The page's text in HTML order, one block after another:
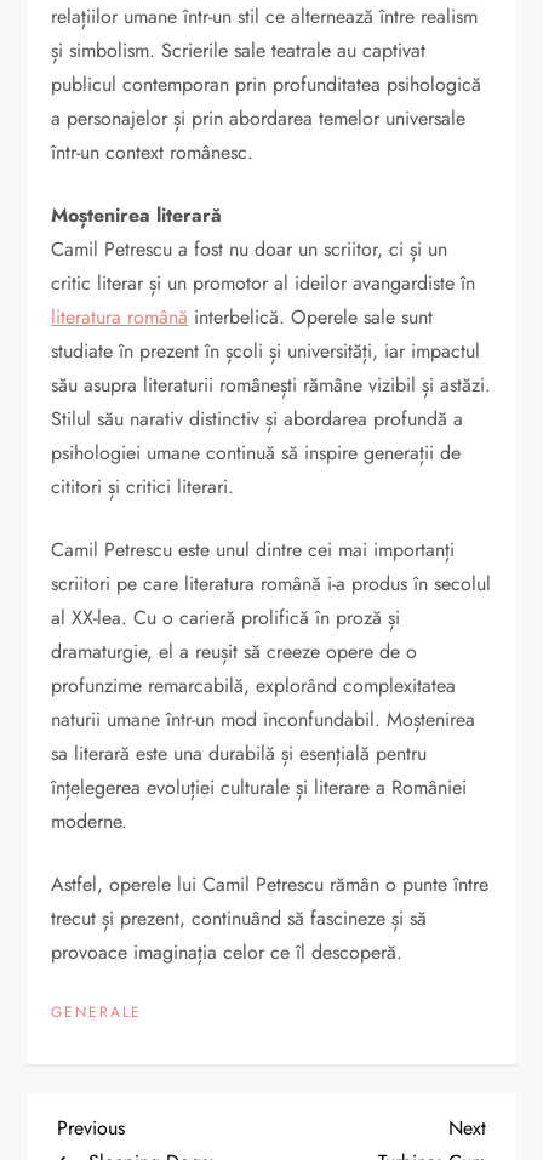
relațiilor umane într-un stil ce alternează între realism
și simbolism. Scrierile sale teatrale au captivat
publicul contemporan prin profunditatea psihologică
a personajelor și prin abordarea temelor universale
într-un context românesc.
Moștenirea literară
Camil Petrescu a fost nu doar un scriitor, ci și un
critic literar și un promotor al ideilor avangardiste în
literatura română interbelică. Operele sale sunt
studiate în prezent în școli și universități, iar impactul
său asupra literaturii românești rămâne vizibil și astăzi.
Stilul său narativ distinctiv și abordarea profundă a
psihologiei umane continuă să inspire generații de
cititori și critici literari.
Camil Petrescu este unul dintre cei mai importanți
scriitori pe care literatura română i-a produs în secolul
al XX-lea. Cu o carieră prolifică în proză și
dramaturgie, el a reușit să creeze opere de o
profunzime remarcabilă, explorând complexitatea
naturii umane într-un mod inconfundabil. Moștenirea
sa literară este una durabilă și esențială pentru
înțelegerea evoluției culturale și literare a României
moderne.
Astfel, operele lui Camil Petrescu rămân o punte între
trecut și prezent, continuând să fascineze și să
provoace imaginația celor ce îl descoperă.
GENERALE
N
Previous
Previous
Next
Next